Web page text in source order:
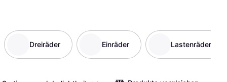
Dreiräder Einräder Lastenräder